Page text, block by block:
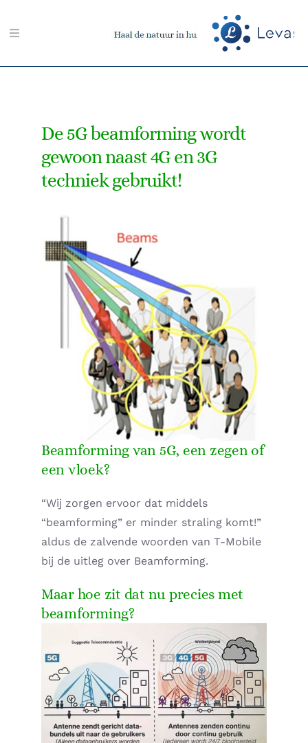
naar
Toggle
Aarding-shop
Boeken-shop
Memon-shop
Meter-shop
Radiësthesie-shop
Supplementen shop
Straling:
Onderwerpen:
Ziekteverzuim in bedrijven
Winkelwagen
Contactformulier
Zirbeldrüse detox
Home – Deutsch
De 5G beamforming wordt
gewoon naast4Gen 3G
techniek gebruikt!
Beamforming van 5G, een zegen of
een vloek?
“Wij zorgen ervoor dat middels
“beamforming” er minder straling komt!”
aldus de zalvende woorden van T-Mobile
bij de uitleg over Beamforming.
Maar hoe zit dat nu precies met
beamforming?